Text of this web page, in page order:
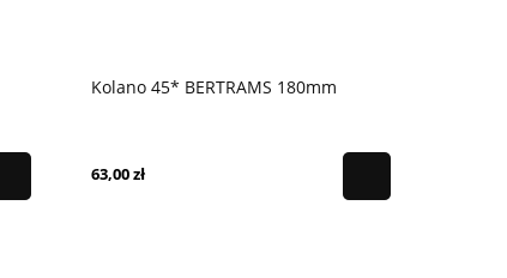
Kolano 45* BERTRAMS 180mm
63,00 zł